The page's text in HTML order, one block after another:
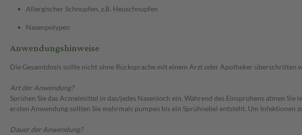
Allergischer Schnupfen, z.B. Heuschnupfen
Nasenpolypen
Anwendungshinweise
Die Gesamtdosis sollte nicht ohne Rücksprache mit einem Arzt oder Apotheker überschritten
Art der Anwendung?
Sprühen Sie das Arzneimittel in das/jedes Nasenloch ein. Während des Einsprühens atmen
ersten Anwendung sollten Sie mehrmals pumpen bis ein Sprühnebel entsteht. Um
Dauer der Anwendung?